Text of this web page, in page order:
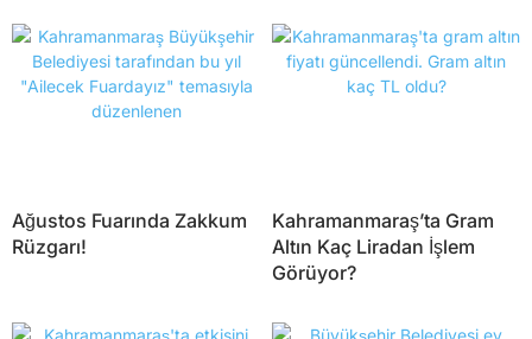
Ağustos Fuarında Zakkum
Rüzgarı!
Kahramanmaraş’ta Gram
Altın Kaç Liradan İşlem
Görüyor?